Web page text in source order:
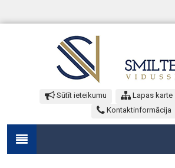
Sūtīt ieteikumu Lapas karte
Kontaktinformācija